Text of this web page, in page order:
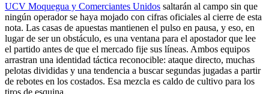
UCV Moquegua y Comerciantes Unidos saltarán al campo sin que
ningún operador se haya mojado con cifras oficiales al cierre de esta
nota. Las casas de apuestas mantienen el pulso en pausa, y eso, en
lugar de ser un obstáculo, es una ventana para el apostador que lee
el partido antes de que el mercado fije sus líneas. Ambos equipos
arrastran una identidad táctica reconocible: ataque directo, muchas
pelotas divididas y una tendencia a buscar segundas jugadas a partir
de rebotes en los costados. Esa mezcla es caldo de cultivo para los
tiros de esquina.